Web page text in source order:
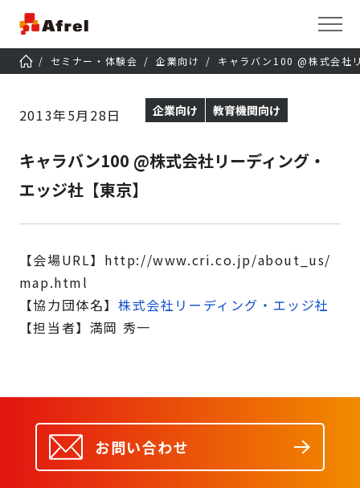
セミナー・体験会 企業向け キャラバン100 @株式会社
2013年5月28日 企業向け 教育機関向け
キャラバン100 @株式会社リーディング・
エッジ社【東京】
【会場URL】http://www.cri.co.jp/about_us/
map.html
【協力団体名】株式会社リーディング・エッジ社
【担当者】満岡 秀一
お問い合わせ